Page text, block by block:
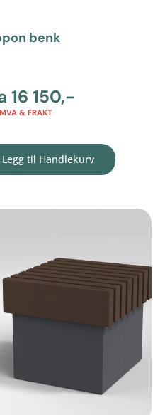
benk
16 150,-
& FRAKT
Legg til Handlekurv